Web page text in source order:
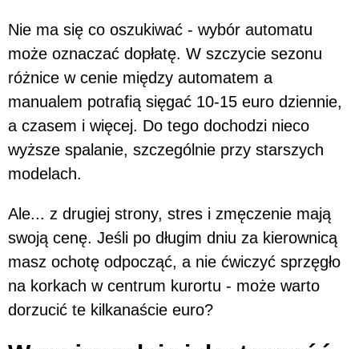
Nie ma się co oszukiwać - wybór automatu
może oznaczać dopłatę. W szczycie sezonu
różnice w cenie między automatem a
manualem potrafią sięgać 10-15 euro dziennie,
a czasem i więcej. Do tego dochodzi nieco
wyższe spalanie, szczególnie przy starszych
modelach.
Ale... z drugiej strony, stres i zmęczenie mają
swoją cenę. Jeśli po długim dniu za kierownicą
masz ochotę odpocząć, a nie ćwiczyć sprzęgło
na korkach w centrum kurortu - może warto
dorzucić te kilkanaście euro?